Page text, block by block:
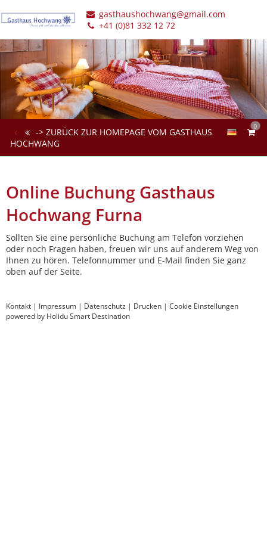
gasthaushochwang@gmail.com
+41 (0)81 332 12 72
0
-> ZURÜCK ZUR HOMEPAGE VOM GASTHAUS
HOCHWANG
Online Buchung Gasthaus
Hochwang Furna
Sollten Sie eine persönliche Buchung am Telefon vorziehen
oder noch Fragen haben, freuen wir uns auf anderem Weg von
Ihnen zu hören. Telefonnummer und E-Mail finden Sie ganz
oben auf der Seite.
Kontakt | Impressum | Datenschutz | Drucken | Cookie Einstellungen
powered by Holidu Smart Destination